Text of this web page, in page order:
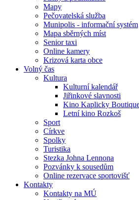
Mapy
Pečovatelská služba
Munipolis - informační systém
Mapa sběrných míst
Senior taxi
Online kamery
Krizová karta obce
Volný čas
Kultura
Kulturní kalendář
Jiřinkové slavnosti
Kino Kaplicky
Letní kino Rozkoš
Sport
Církve
Spolky
Turistika
Stezka Johna Lennona
Pozvánky k sousedům
Online rezervace sportovišť
Kontakty
Kontakty na MÚ